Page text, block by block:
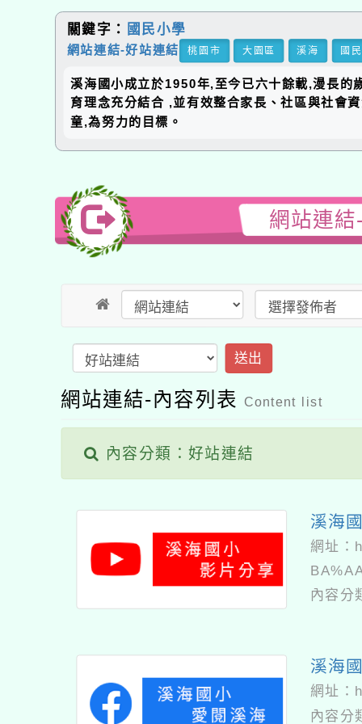
關鍵字： 國民小學
網站連結-好站連結 桃園市 大園區 溪海 國
溪海國小成立於1950年,至今已六十餘載,漫長的
育理念充分結合 ,並有效整合家長、社區與社會
童,為努力的目標。
網站連
送出
網站連結-內容列表 Content list
內容分類：好站連結
溪海
網址：
內容分
溪海
網址：
內容分